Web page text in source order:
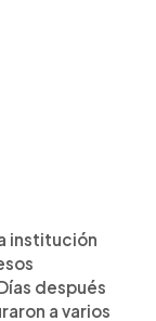
institución
después
a varios